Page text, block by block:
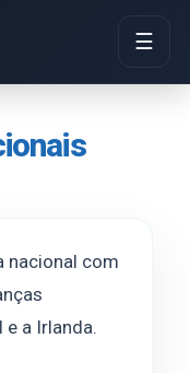
☰
nacional com
a Irlanda.